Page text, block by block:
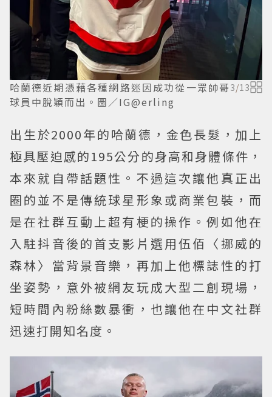
哈蘭德近期憑藉各種網路迷因成功從一眾帥哥
球員中脫穎而出。圖／IG@erling
3/13
出生於2000年的哈蘭德，金色長髮，加上
極具壓迫感的195公分的身高和身體條件，
本來就自帶話題性。不過這次讓他真正出
圈的並不是傳統球星形象或商業包裝，而
是在社群互動上超有梗的操作。例如他在
入駐抖音後的首支影片選用伍佰〈挪威的
森林〉當背景音樂，再加上他標誌性的打
坐姿勢，意外被網友玩成大型二創現場，
短時間內粉絲數暴衝，也讓他在中文社群
迅速打開知名度。